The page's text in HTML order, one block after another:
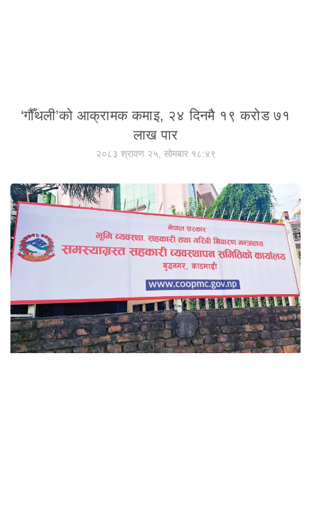
‘गौँथली’को आक्रामक कमाइ, २४ दिनमै १९ करोड ७१
लाख पार
२०८३ श्रावण २५, सोमबार १८:४९